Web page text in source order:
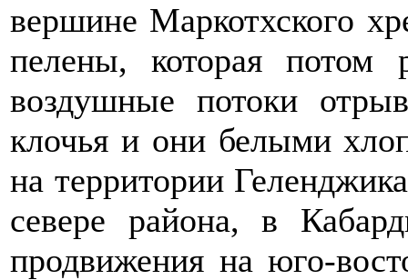
вершине Маркотхского
пелены, которая потом
воздушные потоки
клочья и они белыми
на территории
севере района, в
продвижения на юго-